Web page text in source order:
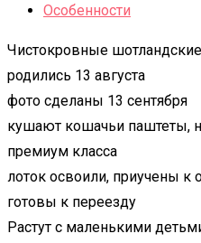
Особенности
Чистокровные
родились 13 августа
фото сделаны 13 сентября
кушают кошачьи паштеты,
премиум класса
лоток освоили, приучены к
готовы к переезду
Растут с маленькими